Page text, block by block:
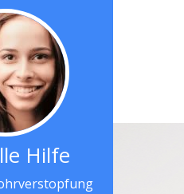
Hilfe